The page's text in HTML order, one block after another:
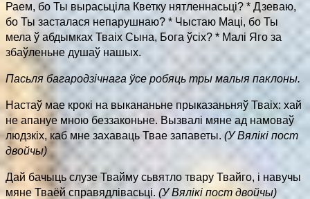
Раем, бо Ты вырасьціла Кветку нятленнасьці? * Дзеваю,
бо Ты засталася непарушнаю? * Чыстаю Маці, бо Ты
мела ў абдымках Тваіх Сына, Бога ўсіх? * Малі Яго за
збаўленьне душаў нашых.
Пасьля багародзічнага ўсе робяць тры малыя паклоны.
Настаў мае крокі на выкананьне прыказаньняў Тваіх: хай
не апануе мною беззаконьне. Вызвалі мяне ад намоваў
людзкіх, каб мне захаваць Твае запаветы. (У Вялікі пост
двойчы)
Дай бачыць слузе Твайму сьвятло твару Твайго, і навучы
мяне Тваёй справядлівасьці. (У Вялікі пост двойчы)